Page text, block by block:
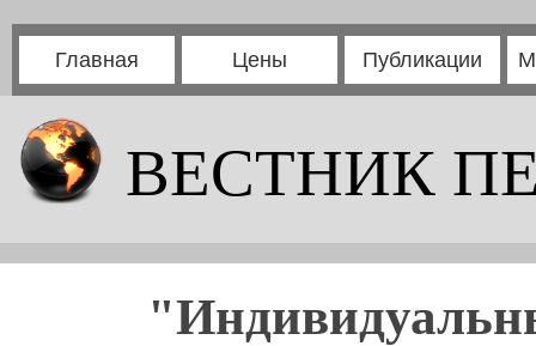
Главная Цены Публикации
ВЕСТНИК